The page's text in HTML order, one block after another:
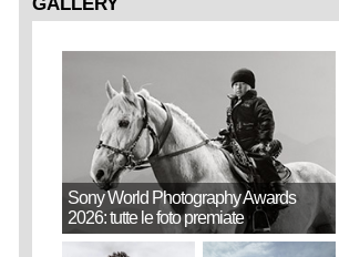
Sony World Photography Awards
2026: tutte le foto premiate